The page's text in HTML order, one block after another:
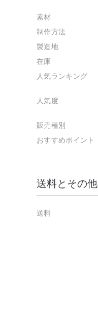
素材
制作方法
製造地
在庫
人気ランキング
人気度
販売種別
おすすめポイント
送料とその
送料